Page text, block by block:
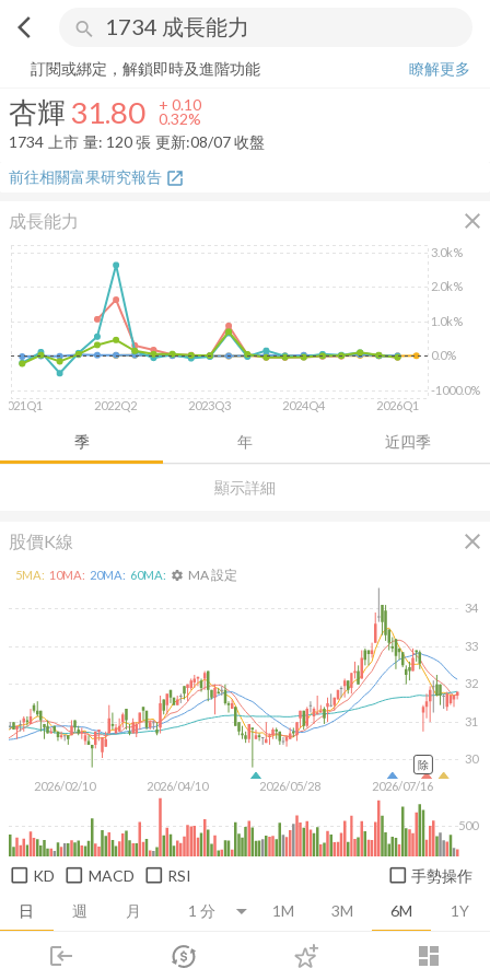
arrow_back_ios search
login dashboard
市場 登入
杏輝 31.80+ 0.32%
訂閱或綁定，解鎖即時及進階功能
瞭解更多
杏輝 31.80 + 0.10
0.32%
1734 上市 量: 120張 更新:08/07 收盤
前往相關富果研究報告 open_in_new
成長能力 close
顯示詳細
季 年 近四季
2021Q1 2022Q2 2023Q3 2024Q4 2026Q1
-1000.0%
0.0%
1.0k%
2.0k%
3.0k%
股價K線 close
日 週 月 1M 3M 6M 1Y
2026/02/10 2026/04/10 2026/05/28 2026/07/16
30
31
32
33
34
500
5MA: 10MA: 20MA: 60MA: settings MA 設定
除
KD MACD RSI 手勢操作
推薦卡片 消息面 財務報